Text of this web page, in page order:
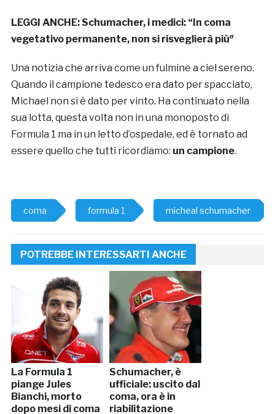
LEGGI ANCHE:Schumacher, i medici: “In coma
vegetativo permanente, non si risveglierà più″
Una notizia che arriva come un fulmine a ciel sereno.
Quando il campione tedesco era dato per spacciato,
Michael non si è dato per vinto. Ha continuato nella
sua lotta, questa volta non in una monoposto di
Formula 1 ma in un letto d’ospedale, ed è tornato ad
essere quello che tutti ricordiamo: un campione.
coma formula 1 micheal schumacher
POTREBBE INTERESSARTI ANCHE
La Formula 1
piange Jules
Bianchi, morto
dopo mesi di coma
Schumacher, è
ufficiale: uscito dal
coma, ora è in
riabilitazione